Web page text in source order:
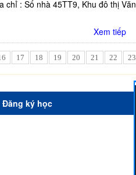
chỉ : Số nhà 45TT9, Khu đô thị Văn
Xem tiếp
17 18 19 20 21 22 23
Đăng ký học